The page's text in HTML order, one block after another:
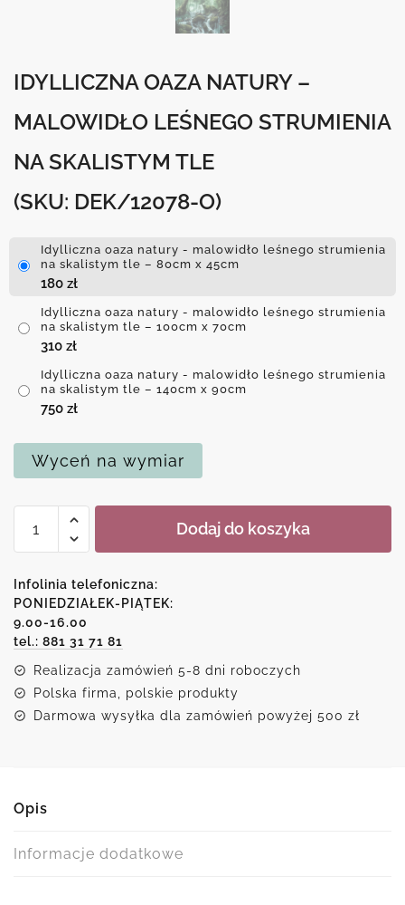
IDYLLICZNA OAZA NATURY –
MALOWIDŁO LEŚNEGO STRUMIENIA
NA SKALISTYM TLE
(SKU: DEK/12078-O)
Idylliczna oaza natury - malowidło leśnego strumienia
na skalistym tle – 80cm x 45cm
180 zł
Idylliczna oaza natury - malowidło leśnego strumienia
na skalistym tle – 100cm x 70cm
310 zł
Idylliczna oaza natury - malowidło leśnego strumienia
na skalistym tle – 140cm x 90cm
750 zł
Wyceń na wymiar
Idylliczna
natury
-
malowidło
leśnego
strumienia
na
skalistym
Dodaj do koszyka
Infolinia telefoniczna:
PONIEDZIAŁEK-PIĄTEK:
9.00-16.00
tel.: 881 31 71 81
Realizacja zamówień 5-8 dni roboczych
Polska firma, polskie produkty
Darmowa wysyłka dla zamówień powyżej 500 zł
Opis
Informacje dodatkowe